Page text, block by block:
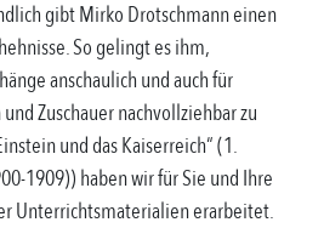
gibt Mirko Drotschmann einen
So gelingt es ihm,
anschaulich und auch für
Zuschauer nachvollziehbar zu
und das Kaiserreich“ (1.
1909)) haben wir für Sie und Ihre
Unterrichtsmaterialien erarbeitet.